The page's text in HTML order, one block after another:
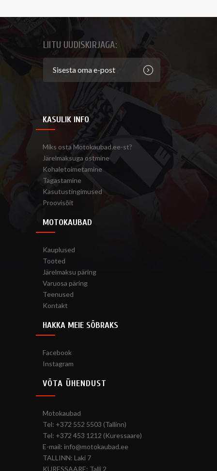
LIITU UUDISKIRJAGA:
KASULIK INFO
Miks osta Motokaubad.ee-st?
Järelmaksuga ostmine
Kohaletoimetamine
Tagastamine
Kasutustingimused
Proovisõit
MOTOKAUBAD
Kauplused
Tooted
Järelmaksu päring
Varuosa päring
Teenused
Kontakt
HAKKA MEIE SÕBRAKS
Facebook
Instagram
VÕTA ÜHENDUST
Motokaubad
Tel: +372 552 5503 (Tallinn)
Tel: +372 453 1212 (Kuressaare)
E-mail: info@motokaubad.ee
TALLINN: Laki 7
KURESSAARE: Talli 2